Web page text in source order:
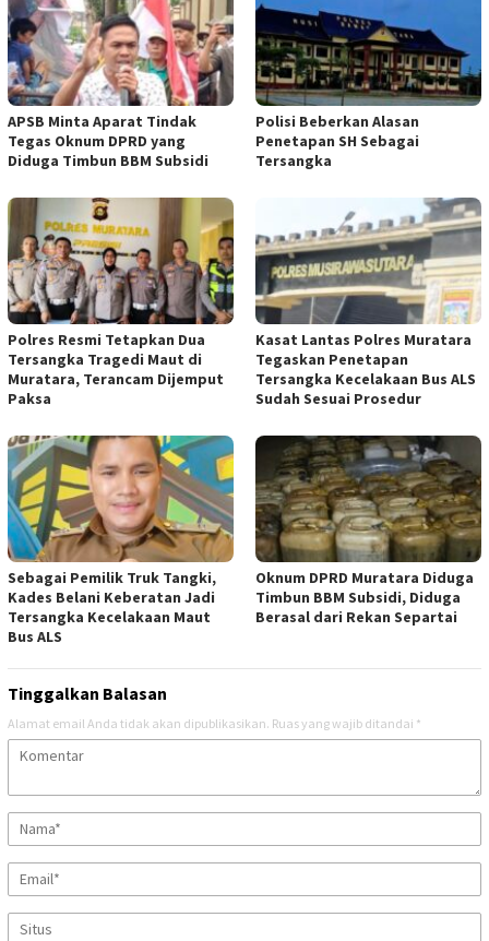
APSB Minta Aparat Tindak
Tegas Oknum DPRD yang
Diduga Timbun BBM Subsidi
Polisi Beberkan Alasan
Penetapan SH Sebagai
Tersangka
Polres Resmi Tetapkan Dua
Tersangka Tragedi Maut di
Muratara, Terancam Dijemput
Paksa
Kasat Lantas Polres Muratara
Tegaskan Penetapan
Tersangka Kecelakaan Bus ALS
Sudah Sesuai Prosedur
Sebagai Pemilik Truk Tangki,
Kades Belani Keberatan Jadi
Tersangka Kecelakaan Maut
Bus ALS
Oknum DPRD Muratara Diduga
Timbun BBM Subsidi, Diduga
Berasal dari Rekan Separtai
Tinggalkan Balasan
Alamat email Anda tidak akan dipublikasikan. Ruas yang wajib ditandai *